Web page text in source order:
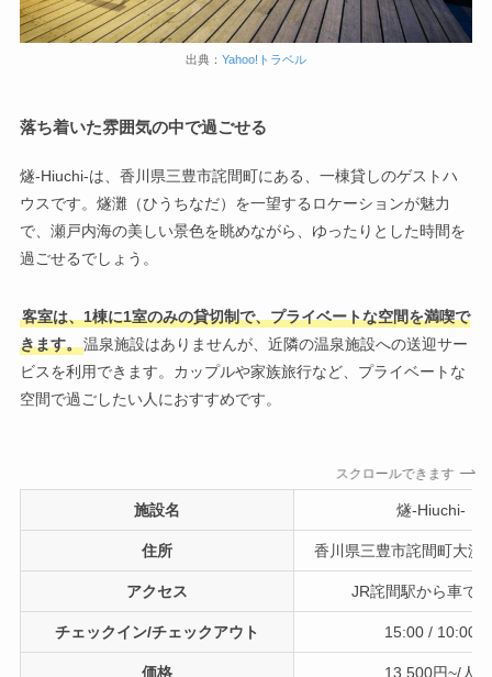
出典： Yahoo!トラベル
落ち着いた雰囲気の中で過ごせる
燧-Hiuchi-は、香川県三豊市詫間町にある、一棟貸しのゲストハ
ウスです。燧灘（ひうちなだ）を一望するロケーションが魅力
で、瀬戸内海の美しい景色を眺めながら、ゆったりとした時間を
過ごせるでしょう。
客室は、1棟に1室のみの貸切制で、プライベートな空間を満喫で
きます。温泉施設はありませんが、近隣の温泉施設への送迎サー
ビスを利用できます。カップルや家族旅行など、プライベートな
空間で過ごしたい人におすすめです。
スクロールできます
施設名 燧-Hiuchi-
住所 香川県三豊市詫間町大浜
アクセス JR詫間駅から車で
チェックイン/チェックアウト 15:00 / 10:00
価格 13,500円~/人